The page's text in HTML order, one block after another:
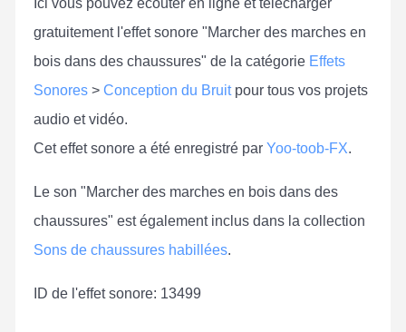
gratuitement l'effet sonore "Marcher des marches en
bois dans des chaussures" de la catégorie Effets
Sonores > Conception du Bruitpour tous vos projets
audio et vidéo.
Cet effet sonore a été enregistré par Yoo-toob-FX.
Le son "Marcher des marches en bois dans des
chaussures" est également inclus dans la collection
Sons de chaussures habillées.
ID de l'effet sonore: 13499